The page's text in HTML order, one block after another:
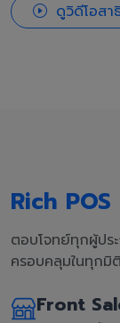
ดูวิดีโอสา
Rich POS
ตอบโจทย์ทุกผู้ปร
ครอบคลุมในทุกมิ
Front